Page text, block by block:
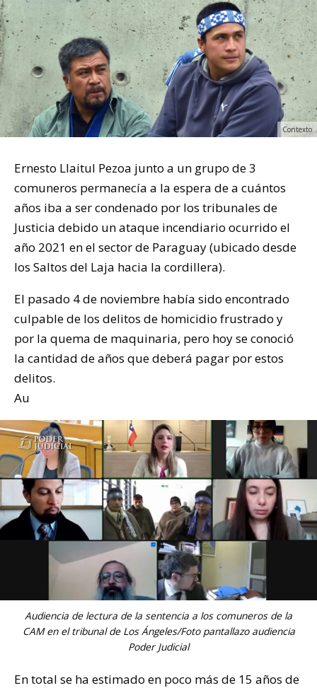
Contexto
Ernesto Llaitul Pezoa junto a un grupo de 3
comuneros permanecía a la espera de a cuántos
años iba a ser condenado por los tribunales de
Justicia debido un ataque incendiario ocurrido el
año 2021 en el sector de Paraguay (ubicado desde
los Saltos del Laja hacia la cordillera).
El pasado 4 de noviembre había sido encontrado
culpable de los delitos de homicidio frustrado y
por la quema de maquinaria, pero hoy se conoció
la cantidad de años que deberá pagar por estos
delitos.
Au
Audiencia de lectura de la sentencia a los comuneros de la
CAM en el tribunal de Los Ángeles/Foto pantallazo audiencia
Poder Judicial
En total se ha estimado en poco más de 15 años de